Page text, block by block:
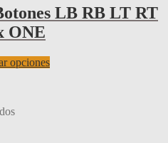
1.849
1.867
variantes.
Las
LB RB LT RT
ONE
opcionesEste